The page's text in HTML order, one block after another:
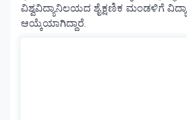
ವಿಶ್ವವಿದ್ಯಾನಿಲಯದ ಶೈಕ್ಷಣಿಕ ಮಂಡಳಿಗೆ
ಆಯ್ಕೆಯಾಗಿದ್ದಾರೆ.